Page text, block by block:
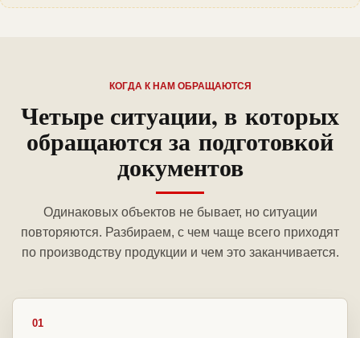
КОГДА К НАМ ОБРАЩАЮТСЯ
Четыре ситуации, в которых
обращаются за подготовкой
документов
Одинаковых объектов не бывает, но ситуации
повторяются. Разбираем, с чем чаще всего приходят
по производству продукции и чем это заканчивается.
01